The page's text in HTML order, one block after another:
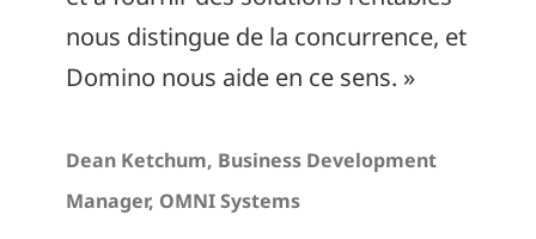
nous distingue de la concurrence, et
Domino nous aide en ce sens. »
Dean Ketchum, Business Development
Manager, OMNI Systems